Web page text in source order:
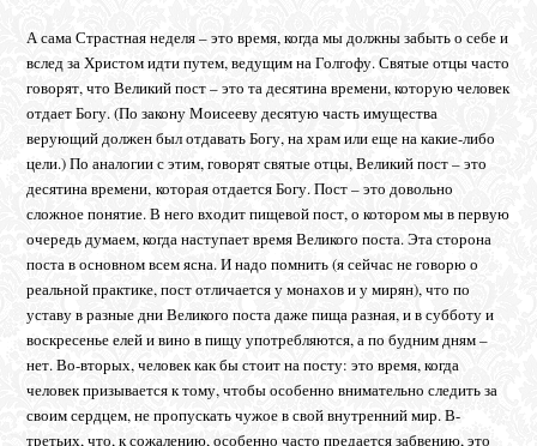
А сама Страстная неделя – это время, когда мы должны забыть о себе и
вслед за Христом идти путем, ведущим на Голгофу. Святые отцы часто
говорят, что Великий пост – это та десятина времени, которую человек
отдает Богу. (По закону Моисееву десятую часть имущества
верующий должен был отдавать Богу, на храм или еще на какие-либо
цели.) По аналогии с этим, говорят святые отцы, Великий пост – это
десятина времени, которая отдается Богу. Пост – это довольно
сложное понятие. В него входит пищевой пост, о котором мы в первую
очередь думаем, когда наступает время Великого поста. Эта сторона
поста в основном всем ясна. И надо помнить (я сейчас не говорю о
реальной практике, пост отличается у монахов и у мирян), что по
уставу в разные дни Великого поста даже пища разная, и в субботу и
воскресенье елей и вино в пищу употребляются, а по будним дням –
нет. Во-вторых, человек как бы стоит на посту: это время, когда
человек призывается к тому, чтобы особенно внимательно следить за
своим сердцем, не пропускать чужое в свой внутренний мир. В-
третьих, что, к сожалению, особенно часто предается забвению, это